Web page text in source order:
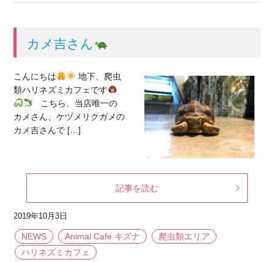
カメ吉さん
こんにちは
地下、爬虫
類ハリネズミカフェです
こちら、当店唯一の
カメさん、ケヅメリクガメの
カメ吉さんで […]
記事を読む
2019年10月3日
NEWS Animal Cafe キズナ
爬虫類エリア
ハリネズミカフェ